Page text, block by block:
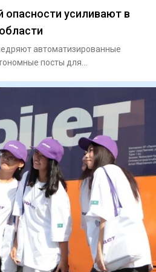
опасности усиливают в
автоматизированные
посты для